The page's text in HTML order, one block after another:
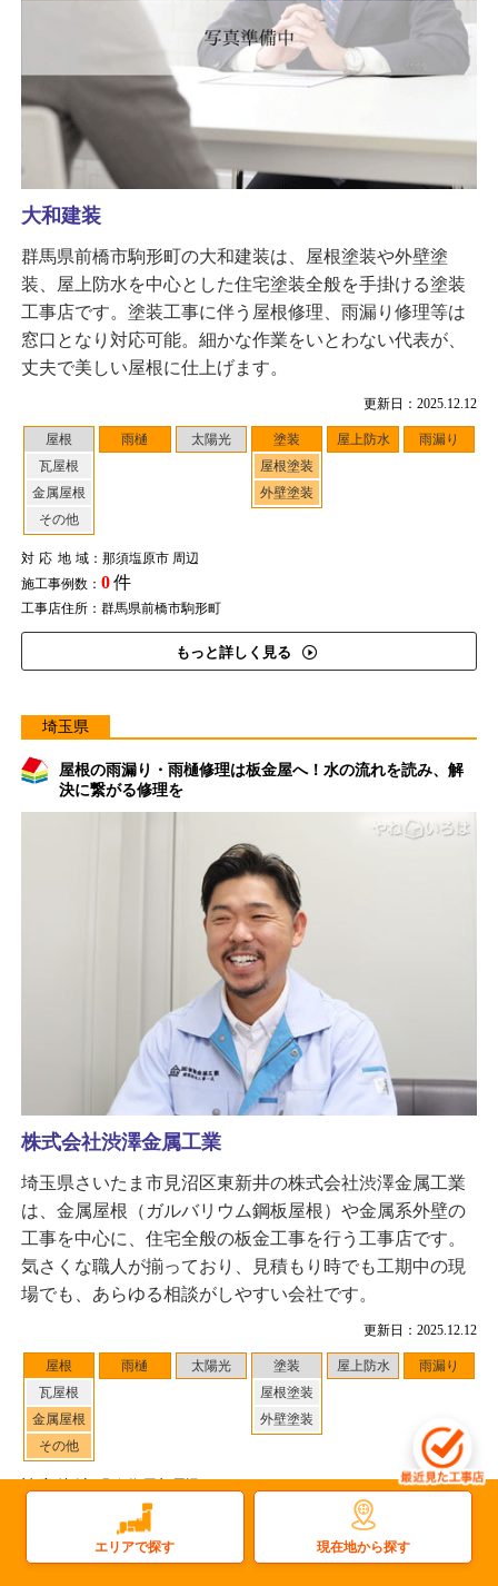
更新日：2025.12.12
屋根
瓦屋根
金属屋根
その他
雨樋 太陽光
塗装
屋根塗装
外壁塗装
屋上防水 雨漏り
対応地域：那須塩原市 周辺
施工事例数： 0件
工事店住所：群馬県前橋市駒形町
もっと詳しく見る
大和建装
群馬県前橋市駒形町の大和建装は、屋根塗装や外壁塗
装、屋上防水を中心とした住宅塗装全般を手掛ける塗装
工事店です。塗装工事に伴う屋根修理、雨漏り修理等は
窓口となり対応可能。細かな作業をいとわない代表が、
丈夫で美しい屋根に仕上げます。
埼玉県
屋根の雨漏り・雨樋修理は板金屋へ！水の流れを読み、解
決に繋がる修理を
更新日：2025.12.12
屋根
瓦屋根
金属屋根
その他
雨樋 太陽光
塗装
屋根塗装
外壁塗装
屋上防水 雨漏り
工事店住所：埼玉県さいたま市見沼区東新井
株式会社渋澤金属工業
埼玉県さいたま市見沼区東新井の株式会社渋澤金属工業
は、金属屋根（ガルバリウム鋼板屋根）や金属系外壁の
工事を中心に、住宅全般の板金工事を行う工事店です。
気さくな職人が揃っており、見積もり時でも工期中の現
場でも、あらゆる相談がしやすい会社です。
エリアで探す 現在地から探す